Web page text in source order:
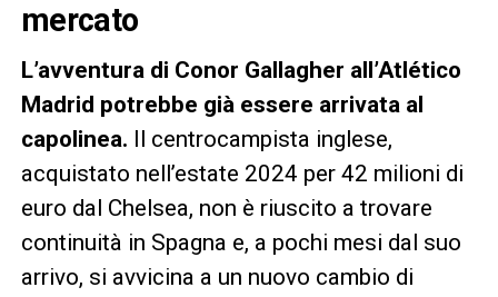
mercato
L’avventura di Conor Gallagher all’Atlético
Madrid potrebbe già essere arrivata al
capolinea. Il centrocampista inglese,
acquistato nell’estate 2024 per 42 milioni di
euro dal Chelsea, non è riuscito a trovare
continuità in Spagna e, a pochi mesi dal suo
arrivo, si avvicina a un nuovo cambio di